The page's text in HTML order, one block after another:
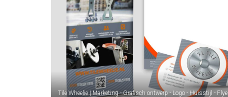
Tile Wheelie | Marketing - Grafisch ontwerp - Logo - Huisstijl -